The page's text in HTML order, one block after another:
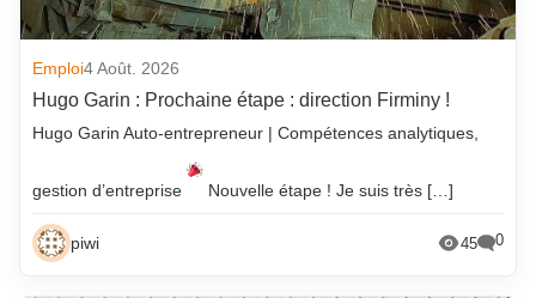
Emploi4 Août. 2026
Hugo Garin : Prochaine étape : direction Firminy !
Hugo Garin Auto-entrepreneur | Compétences analytiques,
gestion d’entreprise Nouvelle étape ! Je suis très […]
piwi 45 0